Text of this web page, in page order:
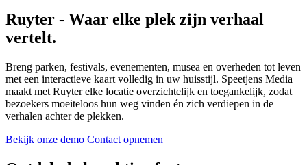
Ruyter - Waar elke plek zijn verhaal
vertelt.
Breng parken, festivals, evenementen, musea en overheden tot leven
met een interactieve kaart volledig in uw huisstijl. Speetjens Media
maakt met Ruyter elke locatie overzichtelijk en toegankelijk, zodat
bezoekers moeiteloos hun weg vinden én zich verdiepen in de
verhalen achter de plekken.
Bekijk onze demo Contact opnemen